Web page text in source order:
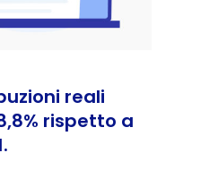
reali
rispetto a